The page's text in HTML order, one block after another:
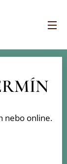
nebo online.